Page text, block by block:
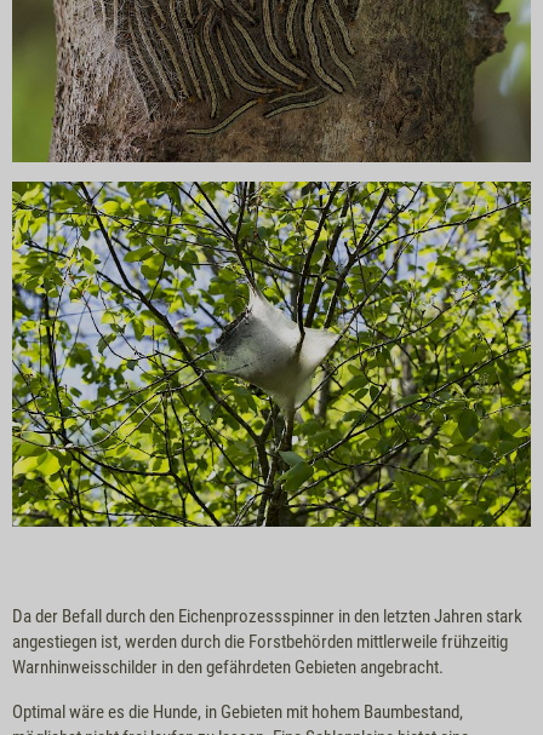
Da der Befall durch den Eichenprozessspinner in den letzten Jahren stark
angestiegen ist, werden durch die Forstbehörden mittlerweile frühzeitig
Warnhinweisschilder in den gefährdeten Gebieten angebracht.
Optimal wäre es die Hunde, in Gebieten mit hohem Baumbestand,